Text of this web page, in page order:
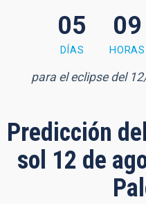
2 seconds05
DÍAS
09
HORAS
para el eclipse del
Predicción
sol 12 de